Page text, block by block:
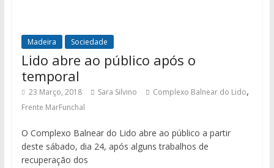
Madeira Sociedade
Lido abre ao público após o
temporal
23 Março, 2018 Sara Silvino Complexo Balnear do Lido,
Frente MarFunchal
O Complexo Balnear do Lido abre ao público a partir
deste sábado, dia 24, após alguns trabalhos de
recuperação dos